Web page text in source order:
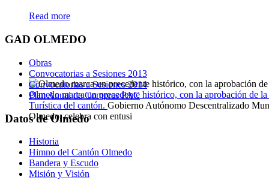
Olmedo marca un precedente histórico, con la aprobación de
Turística del cantón. Gobierno Autónomo Descentralizado
Olmedo, celebra con entusi
Read more
GAD OLMEDO
Obras
Convocatorias a Sesiones 2013
Convocatorias a Sesiones 2014
Plan Anual de Compras PAC
Datos de Olmedo
Historia
Himno del Cantón Olmedo
Bandera y Escudo
Misión y Visión